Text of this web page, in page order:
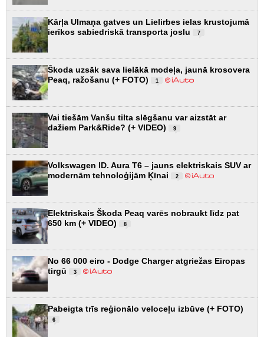
Kārļa Ulmaņa gatves un Lielirbes ielas krustojumā
ierīkos sabiedriskā transporta joslu
7
Škoda uzsāk sava lielākā modeļa, jaunā krosovera
Peaq, ražošanu (+ FOTO)
1
Vai tiešām Vanšu tilta slēgšanu var aizstāt ar
dažiem Park&Ride? (+ VIDEO)
9
Volkswagen ID. Aura T6 – jauns elektriskais SUV ar
modernām tehnoloģijām Ķīnai
2
Elektriskais Škoda Peaq varēs nobraukt līdz pat
650 km (+ VIDEO)
8
No 66 000 eiro - Dodge Charger atgriežas Eiropas
tirgū
3
Pabeigta trīs reģionālo veloceļu izbūve (+ FOTO)
6